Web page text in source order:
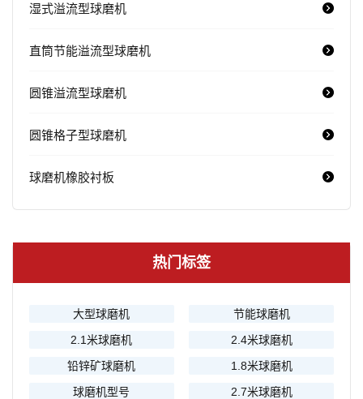
湿式溢流型球磨机
直筒节能溢流型球磨机
圆锥溢流型球磨机
圆锥格子型球磨机
球磨机橡胶衬板
热门标签
大型球磨机
节能球磨机
2.1米球磨机
2.4米球磨机
铅锌矿球磨机
1.8米球磨机
球磨机型号
2.7米球磨机